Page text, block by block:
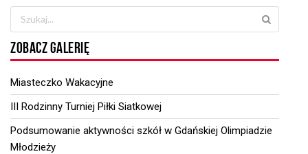
ZOBACZ GALERIĘ
Miasteczko Wakacyjne
III Rodzinny Turniej Piłki Siatkowej
Podsumowanie aktywności szkół w Gdańskiej Olimpiadzie
Młodzieży